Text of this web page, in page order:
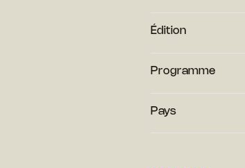
Édition
Programme
Pays